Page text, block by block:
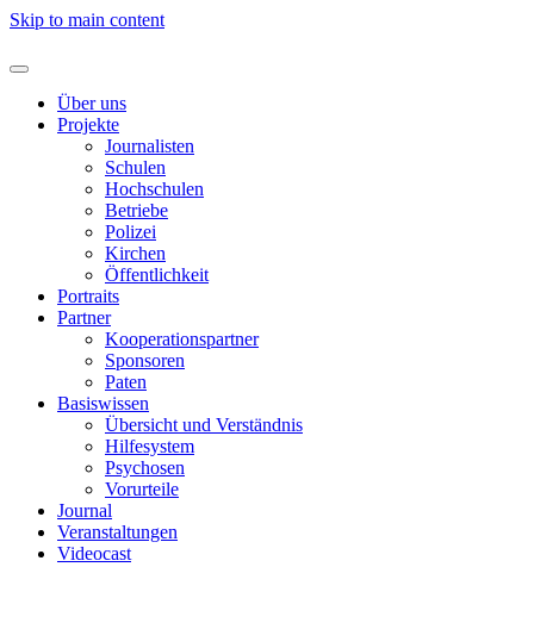
Skip to main content
Über uns
Projekte
Journalisten
Schulen
Hochschulen
Betriebe
Polizei
Kirchen
Öffentlichkeit
Portraits
Partner
Kooperationspartner
Sponsoren
Paten
Basiswissen
Übersicht und Verständnis
Hilfesystem
Psychosen
Vorurteile
Journal
Veranstaltungen
Videocast